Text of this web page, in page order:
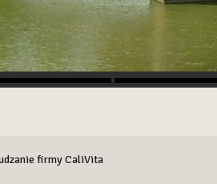
firmy CaliVita